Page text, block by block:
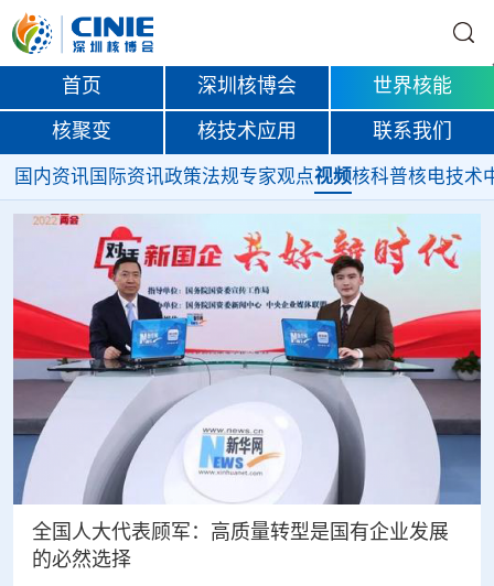
首页 深圳核博会 世界核能
核聚变 核技术应用 联系我们
国内资讯 国际资讯政策法规专家观点视频核科普核电技术
全国人大代表顾军：高质量转型是国有企业发展
的必然选择